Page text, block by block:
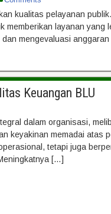
kualitas pelayanan
layanan yang
mengevaluasi
Keuangan BLU
dalam organisasi,
keyakinan memadai atas
tetapi juga
[…]